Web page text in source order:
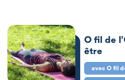
O fil de
être
avec O fil